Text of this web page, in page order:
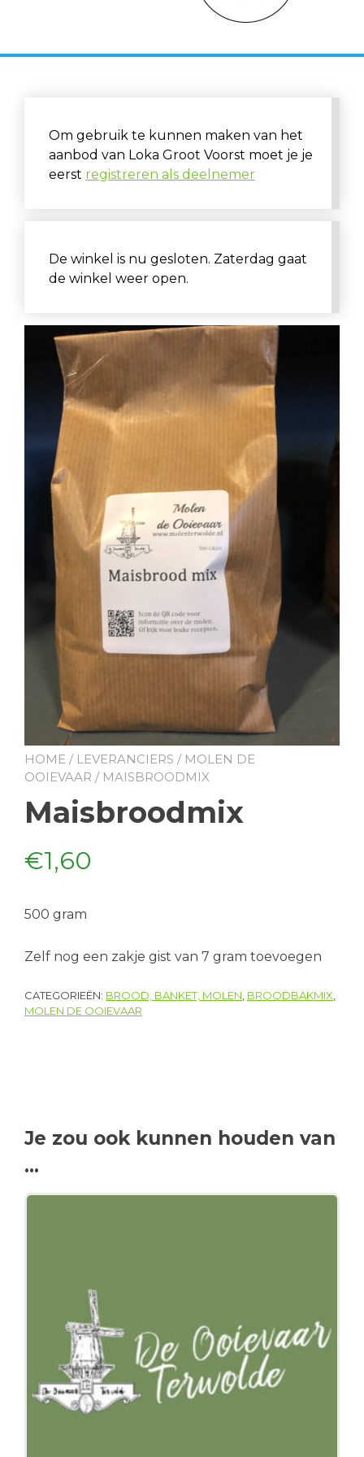
Om gebruik te kunnen maken van het
aanbod van Loka Groot Voorst moet je je
eerst registreren als deelnemer
De winkel is nu gesloten. Zaterdag gaat
de winkel weer open.
HOME / LEVERANCIERS / MOLEN DE
OOIEVAAR / MAISBROODMIX
Maisbroodmix
€1,60
500 gram
Zelf nog een zakje gist van 7 gram toevoegen
CATEGORIEËN: BROOD, BANKET, MOLEN BROODBAKMIX
MOLEN DE OOIEVAAR
Je zou ook kunnen houden van
…